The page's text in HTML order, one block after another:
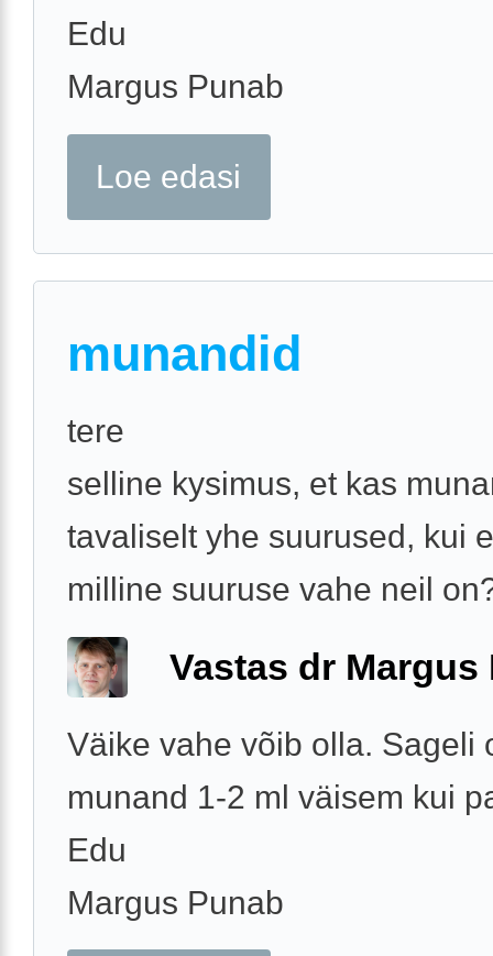
Edu
Margus Punab
Loe edasi
munandid
tere
selline kysimus, et kas
tavaliselt yhe suurused, kui
milline suuruse vahe neil
Vastas dr Margus
Väike vahe võib olla. Sageli
munand 1-2 ml väisem kui
Edu
Margus Punab